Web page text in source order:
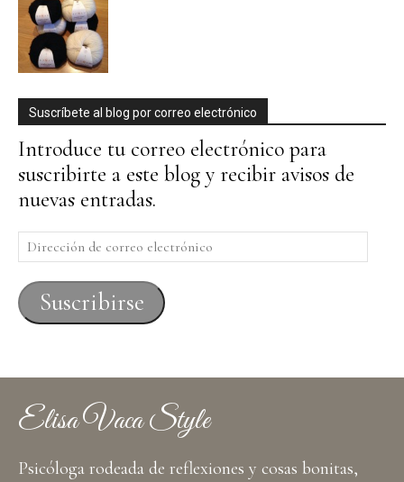
Suscríbete al blog por correo electrónico
Introduce tu correo electrónico para
suscribirte a este blog y recibir avisos de
nuevas entradas.
Dirección
de
correo
electrónico
Suscribirse
Elisa Vaca Style
Psicóloga rodeada de reflexiones y cosas bonitas,